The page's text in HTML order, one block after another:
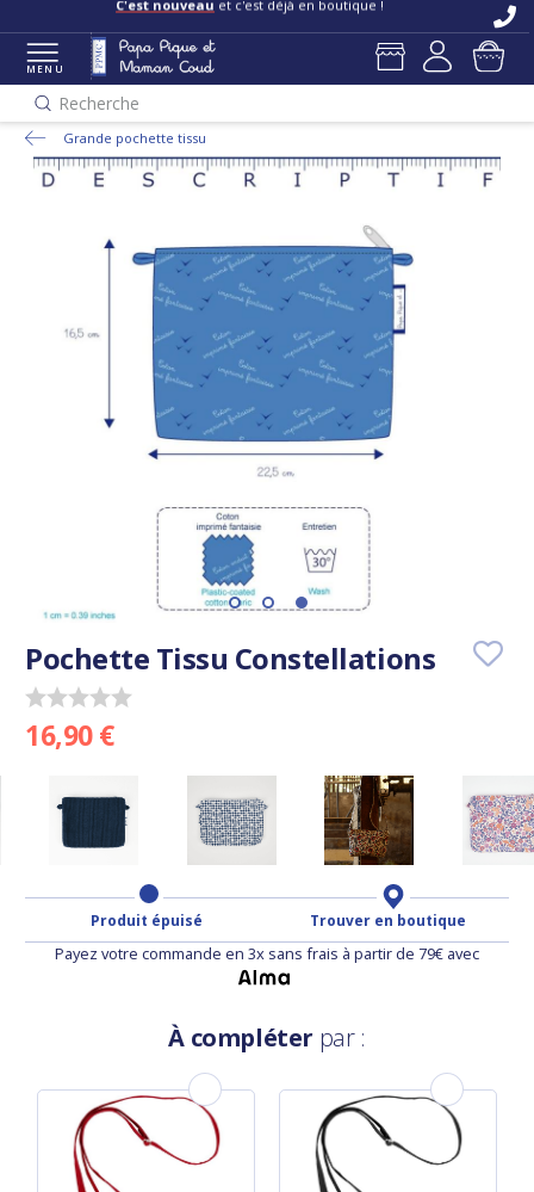
C'est nouveau et c'est déjà en boutique !
MENU
Recherche
Grande pochette tissu
Pochette Tissu Constellations
16,90 €
Produit épuisé Trouver en boutique
Payez votre commande en 3x sans frais à partir de 79€ avec
À compléter par :